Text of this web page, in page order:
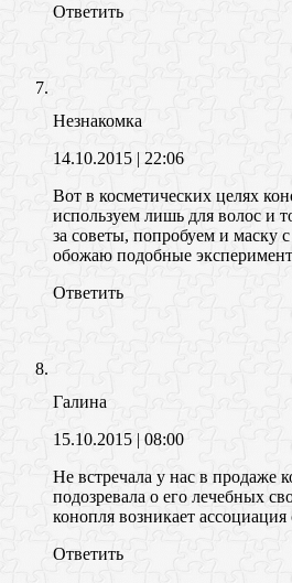
Ответить
Незнакомка
14.10.2015 | 22:06
Вот в косметических целях
используем лишь для волос и
за советы, попробуем и
обожаю подобные
Ответить
Галина
15.10.2015 | 08:00
Не встречала у нас в продаже
подозревала о его лечебных
конопля возникает
Ответить